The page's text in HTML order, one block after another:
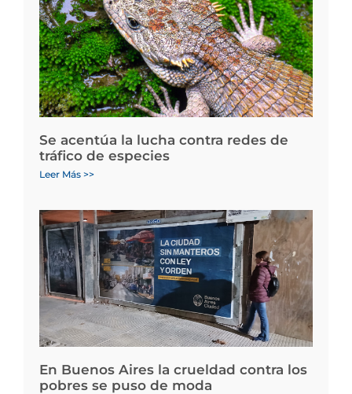
Se acentúa la lucha contra redes de
tráfico de especies
Leer Más >>
En Buenos Aires la crueldad contra los
pobres se puso de moda